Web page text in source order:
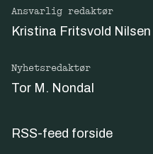
Ansvarlig redaktør
Kristina Fritsvold Nilsen
Nyhetsredaktør
Tor M. Nondal
RSS-feed forside